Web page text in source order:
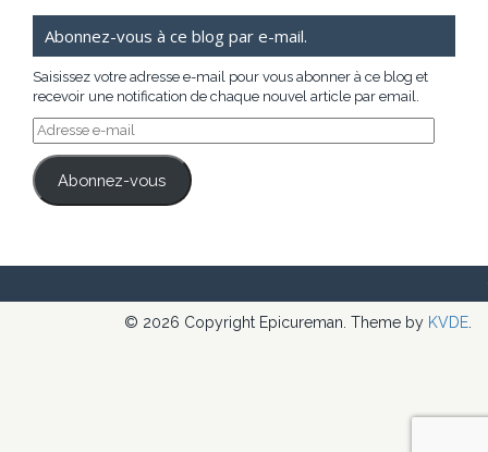
Abonnez-vous à ce blog par e-mail.
Saisissez votre adresse e-mail pour vous abonner à ce blog et
recevoir une notification de chaque nouvel article par email.
Adresse
e-
mail
Abonnez-vous
© 2026 Copyright Epicureman. Theme by KVDE.